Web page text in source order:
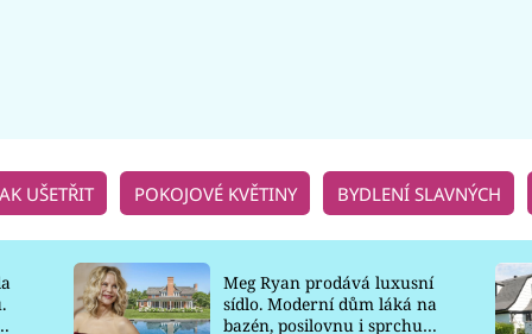
UŠETŘIT POKOJOVÉ KVĚTINY BYDLENÍ SLAVNÝCH
Meg Ryan prodává luxusní
sídlo. Moderní dům láká na
bazén, posilovnu i sprchu